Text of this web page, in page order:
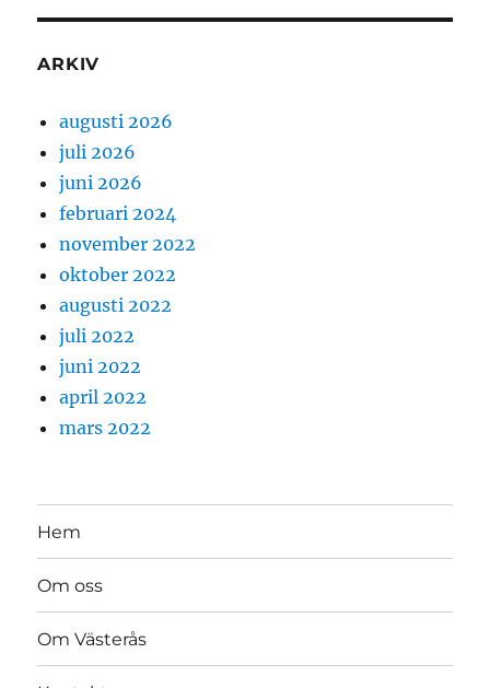
ARKIV
augusti 2026
juli 2026
juni 2026
februari 2024
november 2022
oktober 2022
augusti 2022
juli 2022
juni 2022
april 2022
mars 2022
Hem
Om oss
Om Västerås